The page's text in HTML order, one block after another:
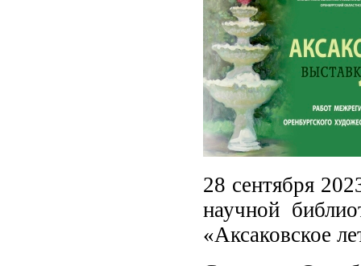
28 сентября
научной
«Аксаковское